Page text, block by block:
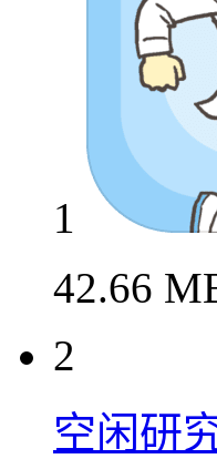
1
42.66
2
空闲研